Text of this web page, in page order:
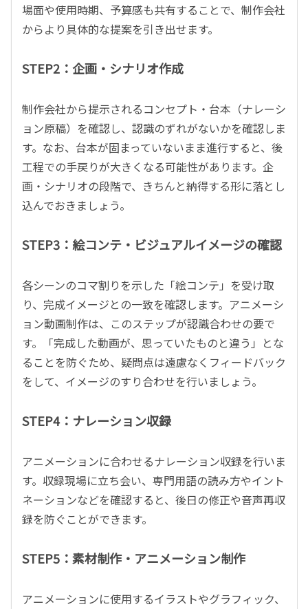
場面や使用時期、予算感も共有することで、制作会社
からより具体的な提案を引き出せます。
STEP2：企画・シナリオ作成
制作会社から提示されるコンセプト・台本（ナレーシ
ョン原稿）を確認し、認識のずれがないかを確認しま
す。なお、台本が固まっていないまま進行すると、後
工程での手戻りが大きくなる可能性があります。企
画・シナリオの段階で、きちんと納得する形に落とし
込んでおきましょう。
STEP3：絵コンテ・ビジュアルイメージの確認
各シーンのコマ割りを示した「絵コンテ」を受け取
り、完成イメージとの一致を確認します。アニメーシ
ョン動画制作は、このステップが認識合わせの要で
す。「完成した動画が、思っていたものと違う」とな
ることを防ぐため、疑問点は遠慮なくフィードバック
をして、イメージのすり合わせを行いましょう。
STEP4：ナレーション収録
アニメーションに合わせるナレーション収録を行いま
す。収録現場に立ち会い、専門用語の読み方やイント
ネーションなどを確認すると、後日の修正や音声再収
録を防ぐことができます。
STEP5：素材制作・アニメーション制作
アニメーションに使用するイラストやグラフィック、